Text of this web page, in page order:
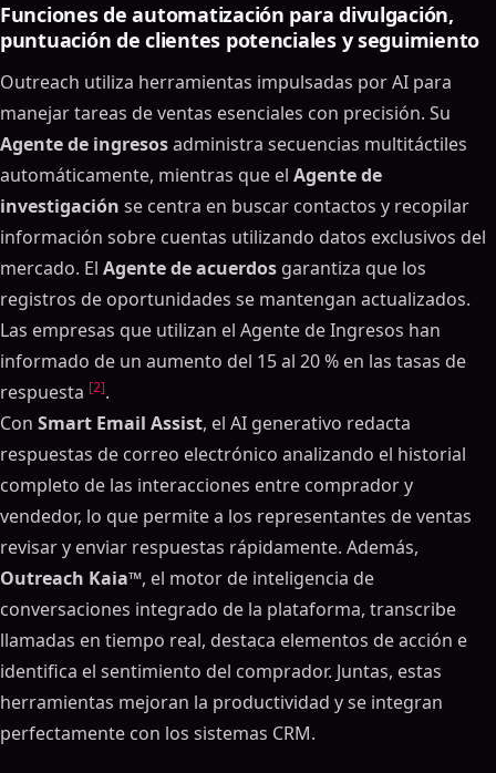
Funciones de automatización para divulgación,
puntuación de clientes potenciales y seguimiento
Outreach utiliza herramientas impulsadas por AI para
manejar tareas de ventas esenciales con precisión. Su
Agente de ingresosadministra secuencias multitáctiles
automáticamente, mientras que el Agente de
investigación se centra en buscar contactos y recopilar
información sobre cuentas utilizando datos exclusivos del
mercado. El Agente de acuerdos garantiza que los
registros de oportunidades se mantengan actualizados.
Las empresas que utilizan el Agente de Ingresos han
informado de un aumento del 15 al 20 % en las tasas de
respuesta [2].
Con Smart Email Assist, el AI generativo redacta
respuestas de correo electrónico analizando el historial
completo de las interacciones entre comprador y
vendedor, lo que permite a los representantes de ventas
revisar y enviar respuestas rápidamente. Además,
Outreach Kaia™, el motor de inteligencia de
conversaciones integrado de la plataforma, transcribe
llamadas en tiempo real, destaca elementos de acción e
identifica el sentimiento del comprador. Juntas, estas
herramientas mejoran la productividad y se integran
perfectamente con los sistemas CRM.